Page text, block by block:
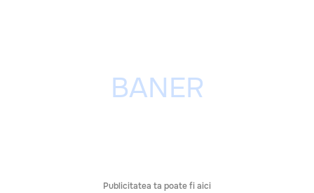
Publicitatea ta poate fi aici